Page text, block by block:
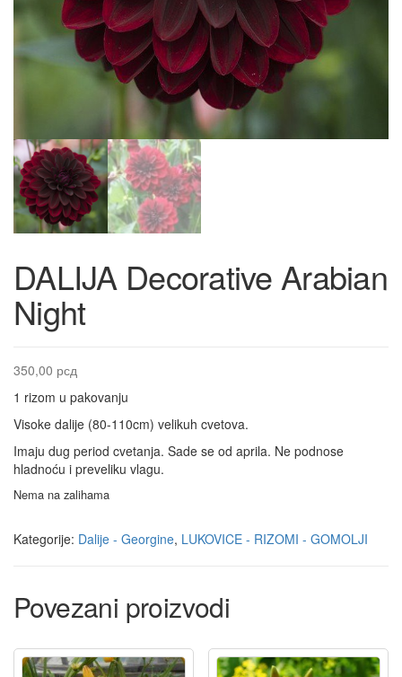
DALIJA Decorative Arabian
Night
350,00 рсд
1 rizom u pakovanju
Visoke dalije (80-110cm) velikuh cvetova.
Imaju dug period cvetanja. Sade se od aprila. Ne podnose
hladnoću i preveliku vlagu.
Nema na zalihama
Kategorije: Dalije - Georgine, LUKOVICE - RIZOMI - GOMOLJI
Povezani proizvodi